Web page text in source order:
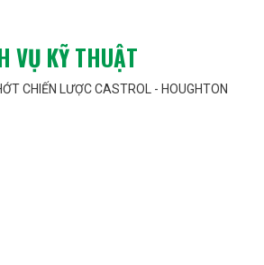
VỤ KỸ THUẬT
CHIẾN LƯỢC CASTROL - HOUGHTON